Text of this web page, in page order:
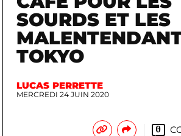
SOURDS ET LES
TOKYO
LUCAS PERRETTE
MERCREDI 24 JUIN 2020
0